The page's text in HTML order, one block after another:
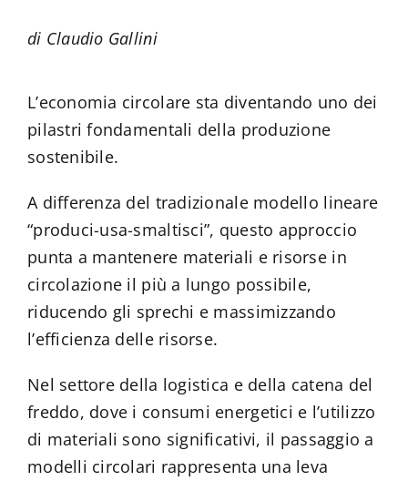
di Claudio Gallini
L’economia circolare sta diventando uno dei
pilastri fondamentali della produzione
sostenibile.
A differenza del tradizionale modello lineare
“produci-usa-smaltisci”, questo approccio
punta a mantenere materiali e risorse in
circolazione il più a lungo possibile,
riducendo gli sprechi e massimizzando
l’efficienza delle risorse.
Nel settore della logistica e della catena del
freddo, dove i consumi energetici e l’utilizzo
di materiali sono significativi, il passaggio a
modelli circolari rappresenta una leva